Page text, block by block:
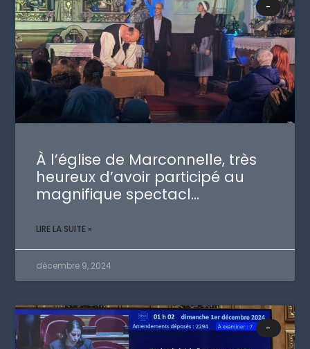
-
À l’église de Marconnelle, très
heureux d’avoir participé au
magnifique spectacl…
LIRE LA SUITE »
décembre 9, 2024
-